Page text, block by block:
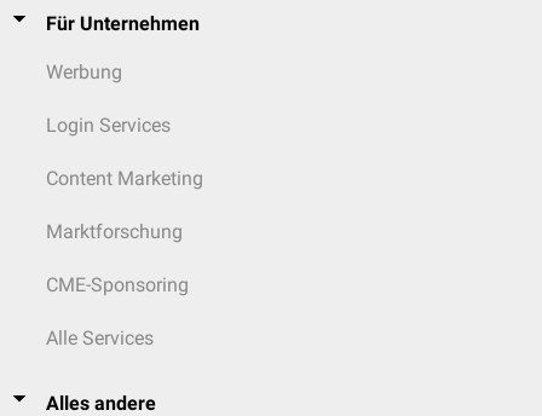
Für Unternehmen
Werbung
Login Services
Content Marketing
Marktforschung
CME-Sponsoring
Alle Services
Alles andere